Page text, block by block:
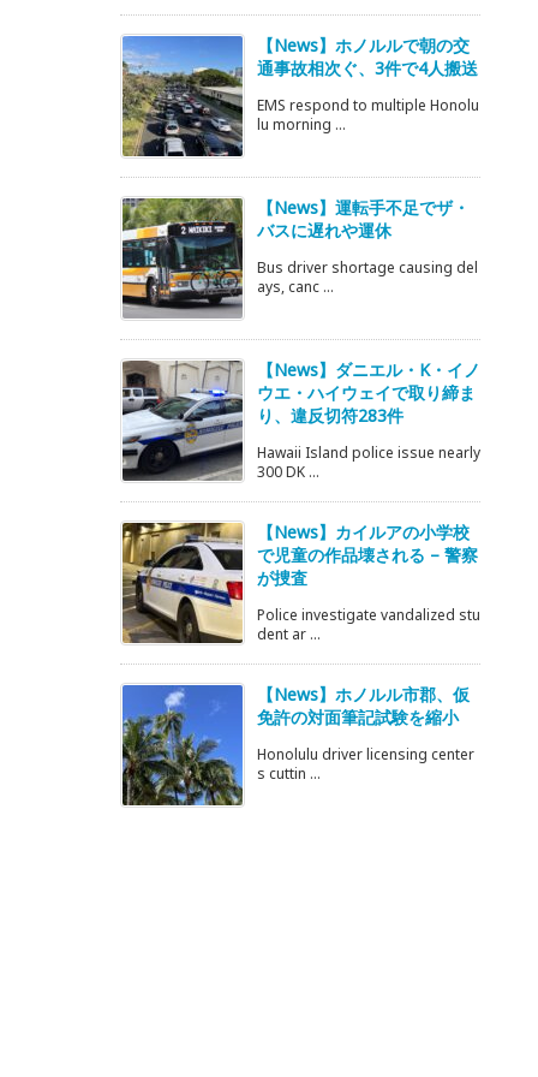
【News】ホノルルで朝の交
通事故相次ぐ、3件で4人搬送
EMS respond to multiple Honolu
lu morning ...
【News】運転手不足でザ・
バスに遅れや運休
Bus driver shortage causing del
ays, canc ...
【News】ダニエル・K・イノ
ウエ・ハイウェイで取り締ま
り、違反切符283件
Hawaii Island police issue nearly
300 DK ...
【News】カイルアの小学校
で児童の作品壊される – 警察
が捜査
Police investigate vandalized stu
dent ar ...
【News】ホノルル市郡、仮
免許の対面筆記試験を縮小
Honolulu driver licensing center
s cuttin ...